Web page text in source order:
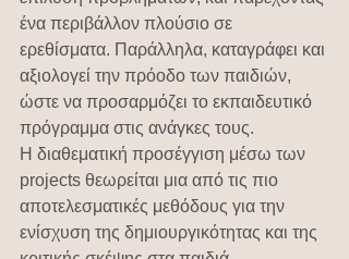
ένα περιβάλλον πλούσιο σε
ερεθίσματα. Παράλληλα, καταγράφει και
αξιολογεί την πρόοδο των παιδιών,
ώστε να προσαρμόζει το εκπαιδευτικό
πρόγραμμα στις ανάγκες τους.
Η διαθεματική προσέγγιση μέσω των
projects θεωρείται μια από τις πιο
αποτελεσματικές μεθόδους για την
ενίσχυση της δημιουργικότητας και της